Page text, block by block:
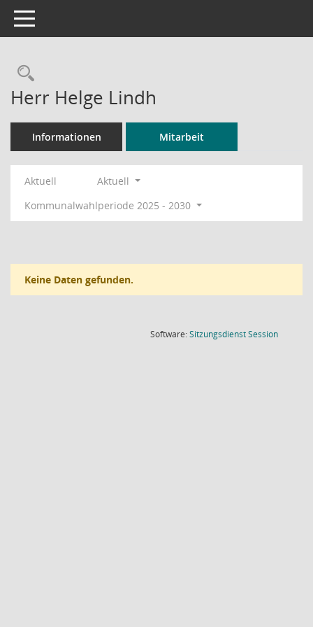
Toggle navigation
Rechercheauswahl
Herr Helge Lindh
Informationen Mitarbeit
Aktuell
Aktuell
Kommunalwahlperiode 2025 - 2030
Keine Daten gefunden.
Software:SitzungsdienstSession(Wird in